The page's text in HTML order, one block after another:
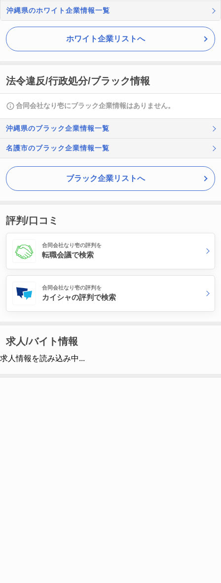
沖縄県のホワイト企業情報一覧
ホワイト企業リストへ
法令違反/行政処分/ブラック情報
合同会社なり壱にブラック企業情報はありません。
沖縄県のブラック企業情報一覧
名護市のブラック企業情報一覧
ブラック企業リストへ
評判/口コミ
合同会社なり壱の評判を
転職会議で検索
合同会社なり壱の評判を
カイシャの評判で検索
求人/バイト情報
求人情報を読み込み中...